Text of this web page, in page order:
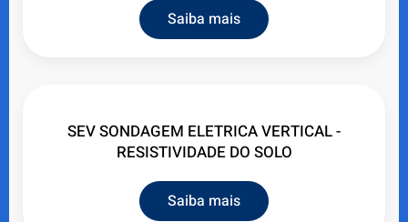
Saiba mais
SEV SONDAGEM ELETRICA VERTICAL -
RESISTIVIDADE DO SOLO
Saiba mais